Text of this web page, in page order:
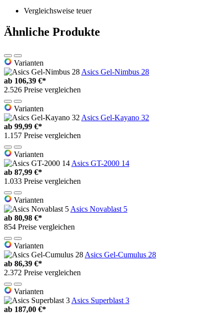
Vergleichsweise teuer
Ähnliche Produkte
Varianten
Asics Gel-Nimbus 28
ab 106,39 €*
2.526 Preise vergleichen
Varianten
Asics Gel-Kayano 32
ab 99,99 €*
1.157 Preise vergleichen
Varianten
Asics GT-2000 14
ab 87,99 €*
1.033 Preise vergleichen
Varianten
Asics Novablast 5
ab 80,98 €*
854 Preise vergleichen
Varianten
Asics Gel-Cumulus 28
ab 86,39 €*
2.372 Preise vergleichen
Varianten
Asics Superblast 3
ab 187,00 €*